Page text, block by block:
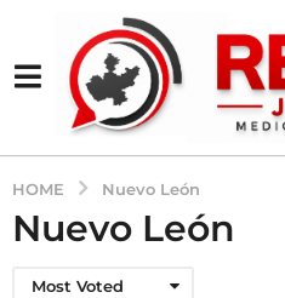
HOME Nuevo León
Nuevo León
Most Voted